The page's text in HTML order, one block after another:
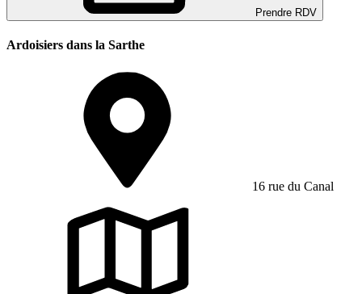
Prendre RDV
Ardoisiers dans la Sarthe
16 rue du Canal